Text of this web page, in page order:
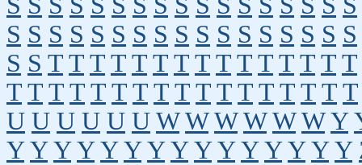
S S S S S S S S S S S S S S S S S
S S T T T T T T T T T T T T T T T
T T T T T T T T T T T T T T T T T
U U U U U U W W W W W W Y
Y Y Y Y Y Y Y Y Y Y Y Y Y Y Y